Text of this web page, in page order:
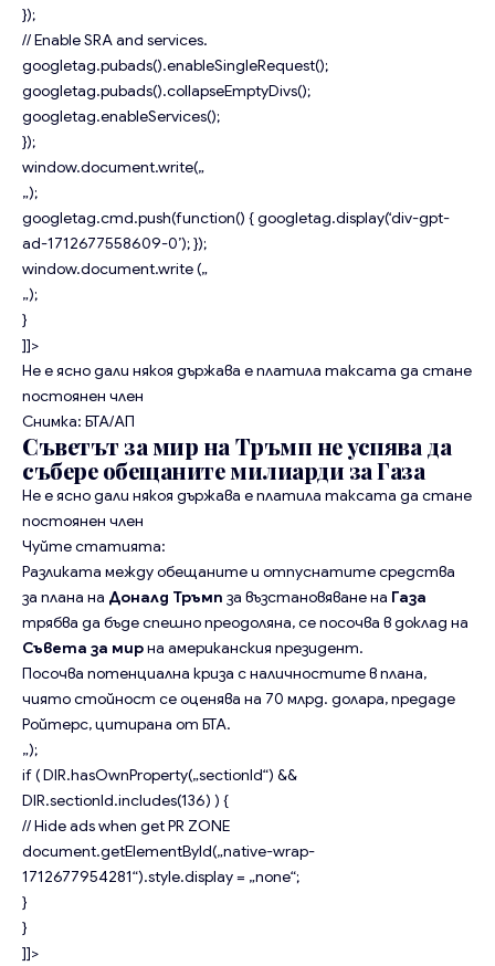
});
// Enable SRA and services.
googletag.pubads().enableSingleRequest();
googletag.pubads().collapseEmptyDivs();
googletag.enableServices();
});
window.document.write(„
„);
googletag.cmd.push(function() { googletag.display(‘div-gpt-
ad-1712677558609-0’); });
window.document.write („
„);
}
]]>
Не е ясно дали някоя държава е платила таксата да стане
постоянен член
Снимка: БТА/АП
Съветът за мир на Тръмп не успява да
събере обещаните милиарди за Газа
Не е ясно дали някоя държава е платила таксата да стане
постоянен член
Чуйте статията:
Разликата между обещаните и отпуснатите средства
за плана на Доналд Тръмп за възстановяване на Газа
трябва да бъде спешно преодоляна, се посочва в доклад на
Съвета за мирна американския президент.
Посочва потенциална криза с наличностите в плана,
чиято стойност се оценява на 70 млрд. долара, предаде
Ройтерс, цитирана от БТА.
„);
if ( DIR.hasOwnProperty(„sectionId“) &&
DIR.sectionId.includes(136) ) {
// Hide ads when get PR ZONE
document.getElementById(„native-wrap-
1712677954281“).style.display = „none“;
}
}
]]>